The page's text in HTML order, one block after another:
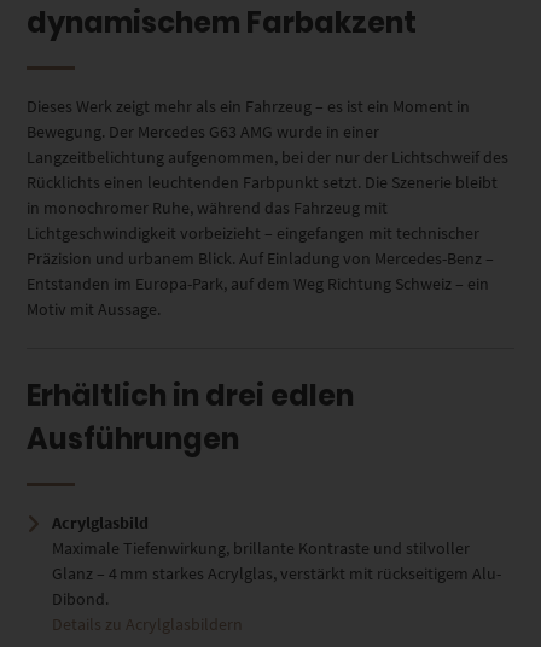
dynamischem Farbakzent
Dieses Werk zeigt mehr als ein Fahrzeug – es ist ein Moment in
Bewegung. Der Mercedes G63 AMG wurde in einer
Langzeitbelichtung aufgenommen, bei der nur der Lichtschweif des
Rücklichts einen leuchtenden Farbpunkt setzt. Die Szenerie bleibt
in monochromer Ruhe, während das Fahrzeug mit
Lichtgeschwindigkeit vorbeizieht – eingefangen mit technischer
Präzision und urbanem Blick. Auf Einladung von Mercedes-Benz –
Entstanden im Europa-Park, auf dem Weg Richtung Schweiz – ein
Motiv mit Aussage.
Erhältlich in drei edlen
Ausführungen
Acrylglasbild
Maximale Tiefenwirkung, brillante Kontraste und stilvoller
Glanz – 4 mm starkes Acrylglas, verstärkt mit rückseitigem Alu-
Dibond.
Details zu Acrylglasbildern